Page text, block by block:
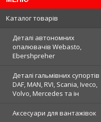
Каталог товарів
Деталі автономних
опалювачів Webasto,
Ebershpreher
Деталі гальмівних супортів
DAF, MAN, RVI, Scania, Iveco,
Volvo, Mercedes та ін
Аксесуари для вантажівок